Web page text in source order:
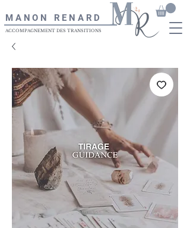
MANON RENARD
ACCOMPAGNEMENT DES TRANSITIONS